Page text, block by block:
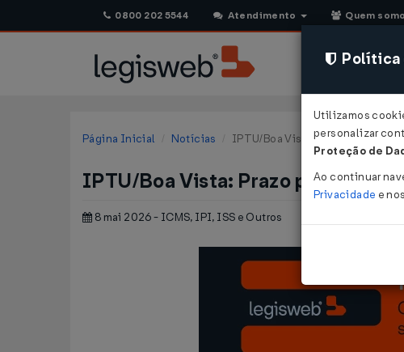
0800 202 5544 Atendimento Quem
Página Inicial Notícias IPTU/Boa Vista: Prazo para
IPTU/Boa Vista: Prazo para
8 mai 2026 - ICMS, IPI, ISS e Outros
Política
Utilizamos
personalizar
Proteção de
Ao continuar
Privacidade e